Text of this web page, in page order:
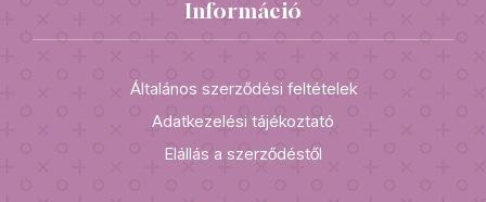
Információ
Általános szerződési feltételek
Adatkezelési tájékoztató
Elállás a szerződéstől